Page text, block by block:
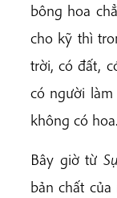
bông hoa
cho kỹ thì
trời, có đất,
có người
không có
Bây giờ từ
bản chất